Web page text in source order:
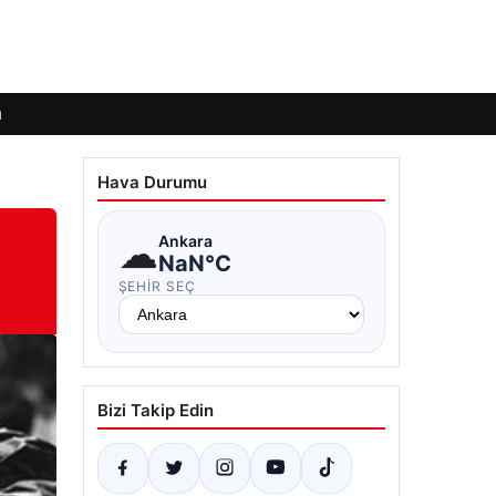
Hava Durumu
☁Ankara
NaN°C
ŞEHIR SEÇ
Bizi Takip Edin